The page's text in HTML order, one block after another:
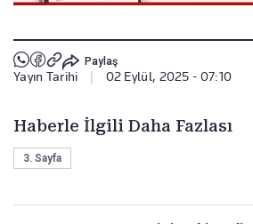
Paylaş
Yayın Tarihi 02 Eylül, 2025 - 07:10
Haberle İlgili Daha Fazlası
3. Sayfa